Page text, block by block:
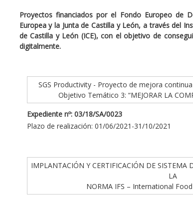
Proyectos financiados por el Fondo Europeo de
Europea y la Junta de Castilla y León, a través del
de Castilla y León (ICE), con el objetivo de
digitalmente.
SGS Productivity - Proyecto de mejora
Objetivo Temático 3: “MEJORAR LA
Expediente nº: 03/18/SA/0023
Plazo de realización: 01/06/2021-31/10/2021
IMPLANTACIÓN Y CERTIFICACIÓN DE SISTEMA
LA
NORMA IFS – International